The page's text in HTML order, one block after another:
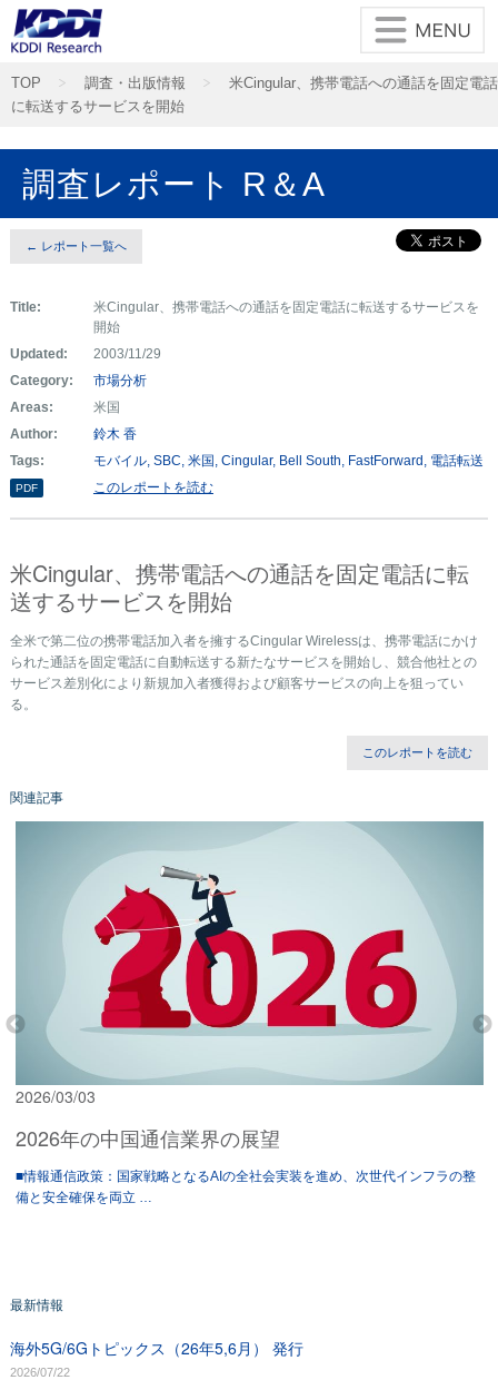
TOP 調査・出版情報
米Cingular、携帯電話への通話を固定電話
に転送するサービスを開始
調査レポート R＆A
← レポート一覧へ
Title:
米Cingular、携帯電話への通話を固定電話に転送するサービスを
開始
Updated:
2003/11/29
Category:
市場分析
Areas:
米国
Author:
鈴木 香
Tags:
モバイル SBC 米国 Cingular Bell South FastForward 電話転送
PDF このレポートを読む
米Cingular、携帯電話への通話を固定電話に転
送するサービスを開始
全米で第二位の携帯電話加入者を擁するCingular Wirelessは、携帯電話にかけ
られた通話を固定電話に自動転送する新たなサービスを開始し、競合他社との
サービス差別化により新規加入者獲得および顧客サービスの向上を狙ってい
る。
このレポートを読む
関連記事
2026/03/03
2026年の中国通信業界の展望
■情報通信政策：国家戦略となるAIの全社会実装を進め、次世代インフラの整
備と安全確保を両立 …
最新情報
海外5G/6Gトピックス（26年5,6月） 発行
2026/07/22